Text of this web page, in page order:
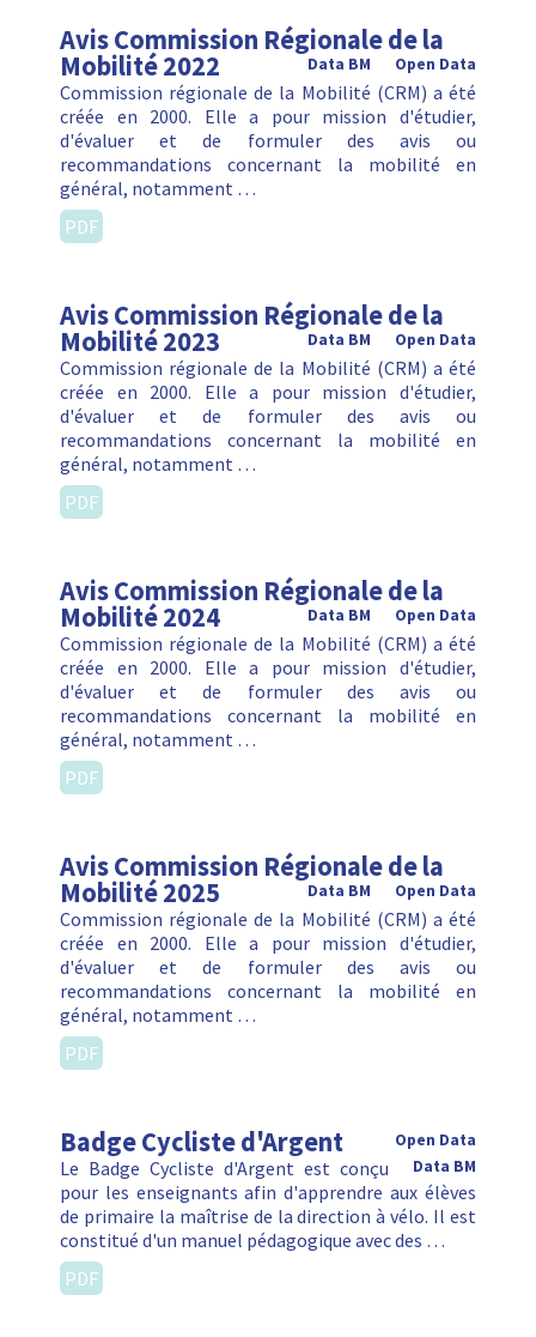
Avis Commission Régionale de la
Mobilité 2022 Open Data
Data BM
Commission régionale de la Mobilité (CRM) a été
créée en 2000. Elle a pour mission d'étudier,
d'évaluer et de formuler des avis ou
recommandations concernant la mobilité en
général, notamment …
PDF
Avis Commission Régionale de la
Mobilité 2023 Open Data
Data BM
Commission régionale de la Mobilité (CRM) a été
créée en 2000. Elle a pour mission d'étudier,
d'évaluer et de formuler des avis ou
recommandations concernant la mobilité en
général, notamment …
PDF
Avis Commission Régionale de la
Mobilité 2024 Open Data
Data BM
Commission régionale de la Mobilité (CRM) a été
créée en 2000. Elle a pour mission d'étudier,
d'évaluer et de formuler des avis ou
recommandations concernant la mobilité en
général, notamment …
PDF
Avis Commission Régionale de la
Mobilité 2025 Open Data
Data BM
Commission régionale de la Mobilité (CRM) a été
créée en 2000. Elle a pour mission d'étudier,
d'évaluer et de formuler des avis ou
recommandations concernant la mobilité en
général, notamment …
PDF
Badge Cycliste d'Argent
Open Data
Data BM
Le Badge Cycliste d'Argent est conçu
pour les enseignants afin d'apprendre aux élèves
de primaire la maîtrise de la direction à vélo. Il est
constitué d'un manuel pédagogique avec des …
PDF